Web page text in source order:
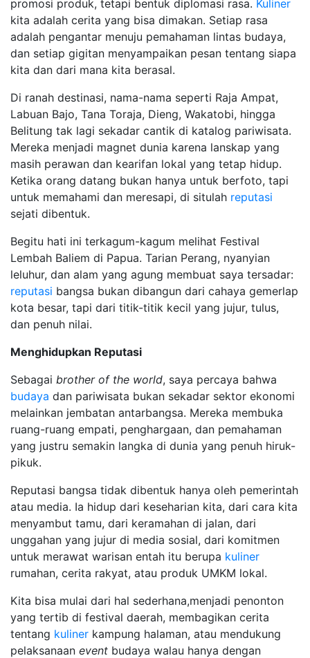
promosi produk, tetapi bentuk diplomasi rasa. Kuliner
kita adalah cerita yang bisa dimakan. Setiap rasa
adalah pengantar menuju pemahaman lintas budaya,
dan setiap gigitan menyampaikan pesan tentang siapa
kita dan dari mana kita berasal.
Di ranah destinasi, nama-nama seperti Raja Ampat,
Labuan Bajo, Tana Toraja, Dieng, Wakatobi, hingga
Belitung tak lagi sekadar cantik di katalog pariwisata.
Mereka menjadi magnet dunia karena lanskap yang
masih perawan dan kearifan lokal yang tetap hidup.
Ketika orang datang bukan hanya untuk berfoto, tapi
untuk memahami dan meresapi, di situlah reputasi
sejati dibentuk.
Begitu hati ini terkagum-kagum melihat Festival
Lembah Baliem di Papua. Tarian Perang, nyanyian
leluhur, dan alam yang agung membuat saya tersadar:
reputasi bangsa bukan dibangun dari cahaya gemerlap
kota besar, tapi dari titik-titik kecil yang jujur, tulus,
dan penuh nilai.
Menghidupkan Reputasi
Sebagai brother of the world, saya percaya bahwa
budaya dan pariwisata bukan sekadar sektor ekonomi
melainkan jembatan antarbangsa. Mereka membuka
ruang-ruang empati, penghargaan, dan pemahaman
yang justru semakin langka di dunia yang penuh hiruk-
pikuk.
Reputasi bangsa tidak dibentuk hanya oleh pemerintah
atau media. Ia hidup dari keseharian kita, dari cara kita
menyambut tamu, dari keramahan di jalan, dari
unggahan yang jujur di media sosial, dari komitmen
untuk merawat warisan entah itu berupa kuliner
rumahan, cerita rakyat, atau produk UMKM lokal.
Kita bisa mulai dari hal sederhana,menjadi penonton
yang tertib di festival daerah, membagikan cerita
tentang kuliner kampung halaman, atau mendukung
pelaksanaan event budaya walau hanya dengan